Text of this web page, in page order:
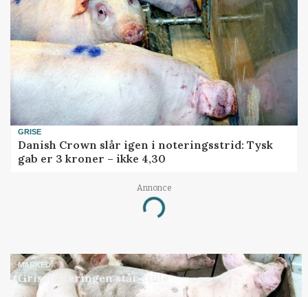
GRISE
Danish Crown slår igen i noteringsstrid: Tysk
gab er 3 kroner – ikke 4,30
Annonce
Loading...
MARKED
Grisenoteringen står stille